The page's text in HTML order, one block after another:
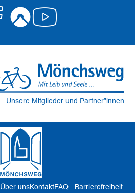
Facebook
Komoot
Youtube
Unsere Mitglieder und Partner*innen
Über unsKontaktFAQ Barrierefreiheit